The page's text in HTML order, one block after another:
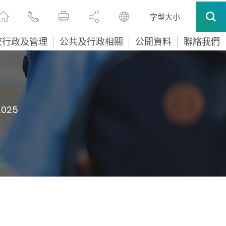
字型大小
政及管理 公共及行政相關 公開資料 聯絡我們